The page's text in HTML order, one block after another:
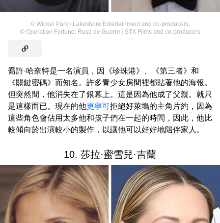
© Wicker Park / Lakeshore Entertainment and co-producers,
© Operation Fortune: Ruse de Guerre / STX Films and co-producers
喬許·哈奈特是一名演員，因《珍珠港》、《第三者》和
《關鍵密碼》而知名。許多青少女房間裡都貼著他的海報。
但突然間，他消失在了銀幕上。這是因為他成了父親。就只
是這樣而已。現在的他更寧可拒絕好萊塢的主角片約，因為
這些角色會佔用太多他和孩子們在一起的時間，因此，他比
較傾向於出演較小的製作，以讓他可以好好地陪伴家人。
10. 莎拉·蜜雪兒·吉蘭